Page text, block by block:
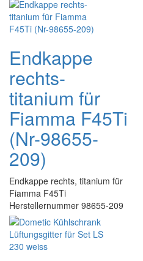
Endkappe
rechts-
titanium für
Fiamma F45Ti
(Nr-98655-
209)
Endkappe rechts, titanium für
Fiamma F45Ti
Herstellernummer 98655-209